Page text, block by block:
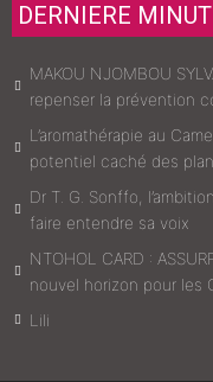
DERNIERE
MAKOU NJOMBOU
repenser la prévention
L’aromathérapie au
potentiel caché des
Dr T. G. Sonffo,
faire entendre sa voix
NTOHOL CARD :
nouvel horizon pour les
Lili